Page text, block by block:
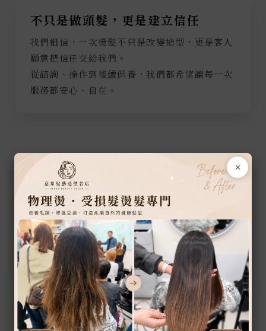
不只是做頭髮，更是建立信任
我們相信，一次燙髮不只是改變造型，更是客人
願意把信任交給我們。
從諮詢、操作到後續保養，我們都希望讓每一次
服務都安心、自在。
希望每一次相遇，都成為下一次再
見
我們希望客人走進店裡時感到放鬆，離開時帶著
笑容。
每一次服務，不只是完成一個髮型，更是一段值
得期待的相遇。
×